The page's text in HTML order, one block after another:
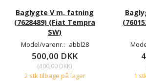
Baglygte V m. fatning
(7628489) (Fiat Tempra
SW)
Model/varenr.: abbl28
500,00 DKK
(400,00 DKK)
2 stk tilbage på lager
1